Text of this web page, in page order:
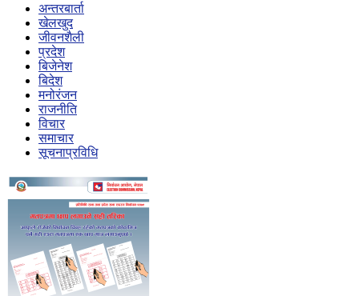
अन्तरबार्ता
खेलखुद
जीवनशैली
प्रदेश
बिजेनेश
बिदेश
मनोरंजन
राजनीति
विचार
समाचार
सूचनाप्रविधि